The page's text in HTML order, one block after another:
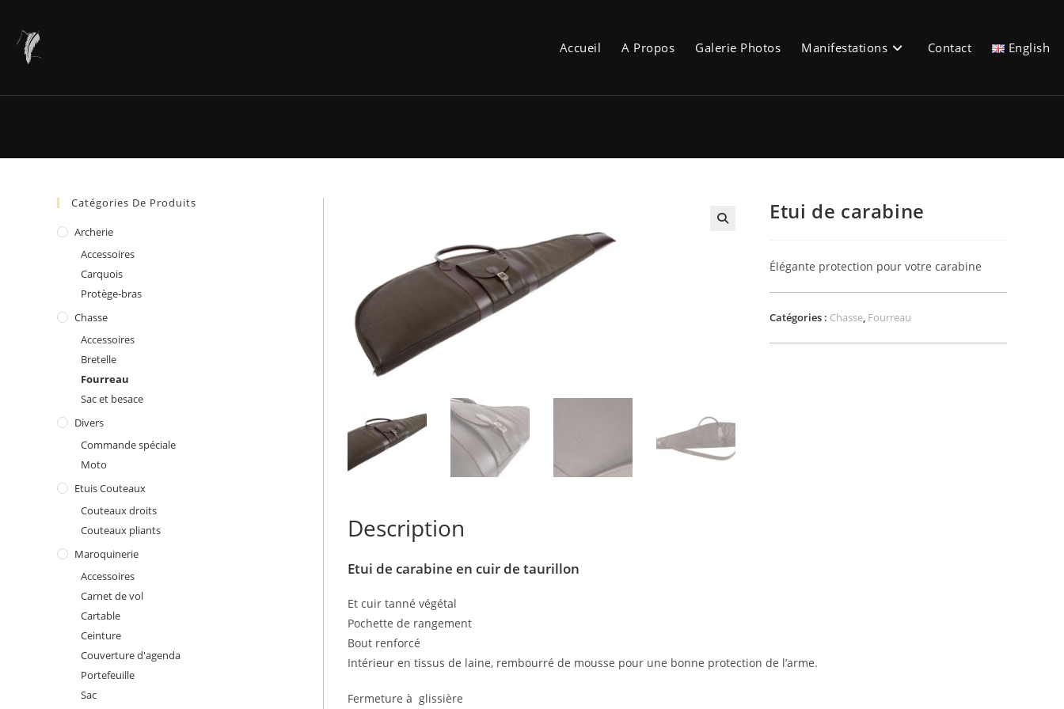
content
Accueil A Propos Galerie Photos Manifestations Contact English
Etui de carabine
Élégante protection pour votre carabine
Catégories : Chasse, Fourreau
Description
Etui de carabine en cuir de taurillon
Et cuir tanné végétal
Pochette de rangement
Bout renforcé
Intérieur en tissus de laine, rembourré de mousse pour une bonne protection de l’arme.
Fermeture à glissière
Catégories De Produits
Archerie
Accessoires
Carquois
Protège-bras
Chasse
Accessoires
Bretelle
Fourreau
Sac et besace
Divers
Commande spéciale
Moto
Etuis Couteaux
Couteaux droits
Couteaux pliants
Maroquinerie
Accessoires
Carnet de vol
Cartable
Ceinture
Couverture d'agenda
Portefeuille
Sac